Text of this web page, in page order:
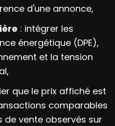
d'une annonce,
: intégrer les
énergétique (DPE),
et la tension
que le prix affiché est
comparables
de vente observés sur